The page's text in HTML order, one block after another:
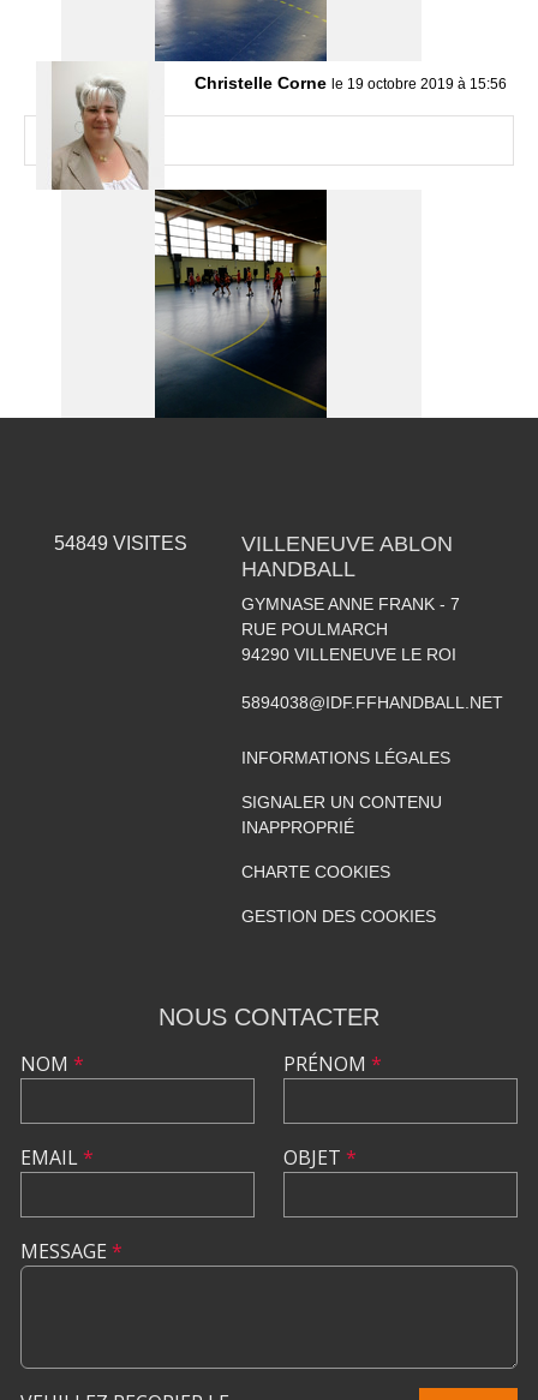
Christelle Corne le 19 octobre 2019 à 15:56
54849 VISITES
VILLENEUVE ABLON
HANDBALL
GYMNASE ANNE FRANK - 7
RUE POULMARCH
94290 VILLENEUVE LE ROI
5894038@IDF.FFHANDBALL.NET
INFORMATIONS LÉGALES
SIGNALER UN CONTENU
INAPPROPRIÉ
CHARTE COOKIES
GESTION DES COOKIES
NOUS CONTACTER
NOM *
EMAIL*
PRÉNOM *
OBJET *
MESSAGE *